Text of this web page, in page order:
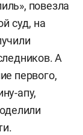
повезла
суд, на
А
первого,
апу,